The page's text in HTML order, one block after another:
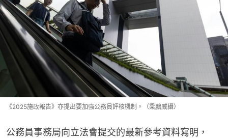
《2025施政報告》亦提出要加強公務員評核機制。（梁鵬威攝）
公務員事務局向立法會提交的最新參考資料寫明，